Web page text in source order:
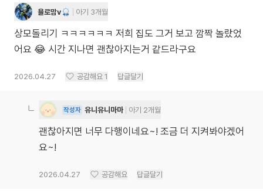
욜로맘v 아기 3개월
상모돌리기 ㅋㅋㅋㅋㅋㅋ 저희 집도 그거 보고 깜짝 놀랐었
어요 😂 시간 지나면 괜찮아지는거 같드라구요
2026.04.27 공감해요 1 답글달기
작성자 유니유니마마 아기 2개월
괜찮아지면 너무 다행이네요~! 조금 더 지켜봐야겠어
요~!
2026.04.27 공감해요 답글달기